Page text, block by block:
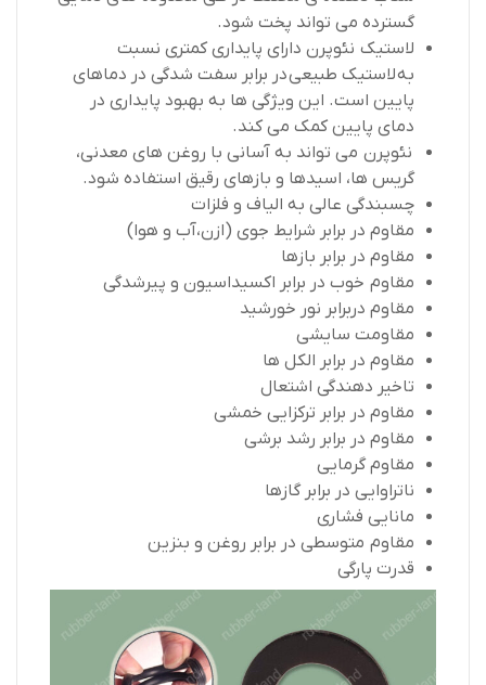
گسترده می تواند پخت شود.
لاستیک نئوپرن دارای پایداری کمتری نسبت
به لاستیک طبیعی در برابر سفت شدگی در دماهای
پایین است. این ویژگی ها به بهبود پایداری در
دمای پایین کمک می کند.
نئوپرن می تواند به آسانی با روغن های معدنی،
گریس ها، اسیدها و بازهای رقیق استفاده شود.
چسبندگی عالی به الیاف و فلزات
مقاوم در برابر شرایط جوی (ازن،آب و هوا)
مقاوم در برابر بازها
مقاوم خوب در برابر اکسیداسیون و پیرشدگی
مقاوم دربرابر نور خورشید
مقاومت سایشی
مقاوم در برابر الکل ها
تاخیر دهندگی اشتعال
مقاوم در برابر ترکزایی خمشی
مقاوم در برابر رشد برشی
مقاوم گرمایی
ناتراوایی در برابر گازها
مانایی فشاری
مقاوم متوسطی در برابر روغن و بنزین
قدرت پارگی